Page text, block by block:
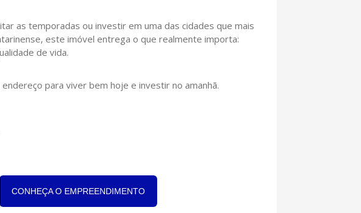
as temporadas ou investir em uma das cidades que mais
este imóvel entrega o que realmente importa:
de vida.
para viver bem hoje e investir no amanhã.
CONHEÇA O EMPREENDIMENTO